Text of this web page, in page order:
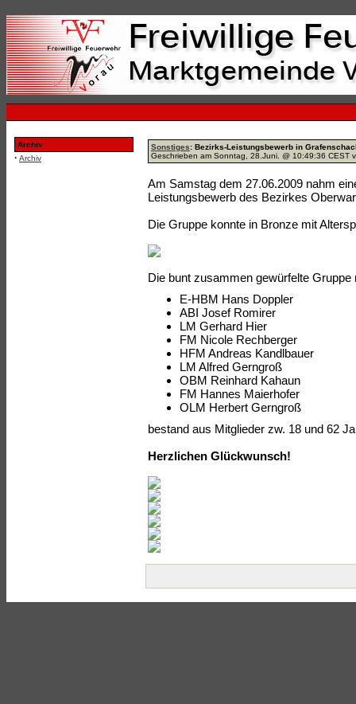
Archiv
· Archiv
Sonstiges: Bezirks-Leistungsbewerb in
Geschrieben am Sonntag, 28.Juni. @ 10:49:36 CEST
Am Samstag dem 27.06.2009 nahm
Leistungsbewerb des Bezirkes
Die Gruppe konnte in Bronze mit
Die bunt zusammen gewürfelte Gruppe
E-HBM Hans Doppler
ABI Josef Romirer
LM Gerhard Hier
FM Nicole Rechberger
HFM Andreas Kandlbauer
LM Alfred Gerngroß
OBM Reinhard Kahaun
FM Hannes Maierhofer
OLM Herbert Gerngroß
bestand aus Mitglieder zw. 18 und 62
Herzlichen Glückwunsch!